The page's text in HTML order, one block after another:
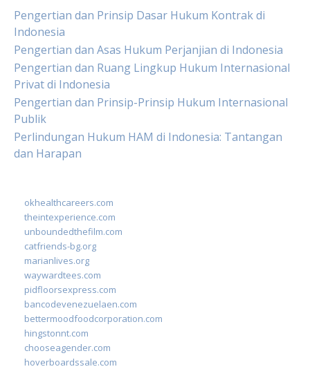
Pengertian dan Prinsip Dasar Hukum Kontrak di
Indonesia
Pengertian dan Asas Hukum Perjanjian di Indonesia
Pengertian dan Ruang Lingkup Hukum Internasional
Privat di Indonesia
Pengertian dan Prinsip-Prinsip Hukum Internasional
Publik
Perlindungan Hukum HAM di Indonesia: Tantangan
dan Harapan
okhealthcareers.com
theintexperience.com
unboundedthefilm.com
catfriends-bg.org
marianlives.org
waywardtees.com
pidfloorsexpress.com
bancodevenezuelaen.com
bettermoodfoodcorporation.com
hingstonnt.com
chooseagender.com
hoverboardssale.com